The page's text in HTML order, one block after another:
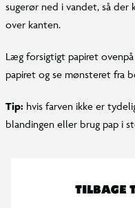
sugerør ned i vandet, så der
over kanten.
Læg forsigtigt papiret
papiret og se mønsteret fra
Tip: hvis farven ikke er
blandingen eller brug pap i
TILBAGE